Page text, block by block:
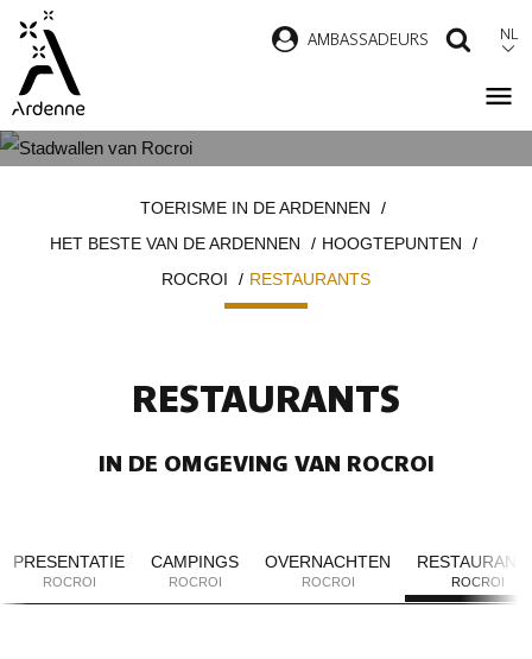
Overslaan
naar
inhoud
AMBASSADEURS NL
TOERISME IN DE ARDENNEN
HET BESTE VAN DE ARDENNEN
HOOGTEPUNTEN
ROCROI
RESTAURANTS
RESTAURANTS
IN DE OMGEVING VAN ROCROI
PRESENTATIE
ROCROI
CAMPINGS
ROCROI
OVERNACHTEN
ROCROI ROCROI